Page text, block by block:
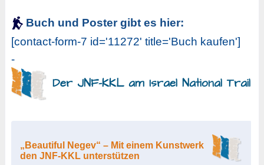
Buch und Poster gibt es hier:
[contact-form-7 id='11272' title='Buch kaufen']
-
Der JNF-KKL am Israel National Trail
„Beautiful Negev“ – Mit einem Kunstwerk
den JNF-KKL unterstützen